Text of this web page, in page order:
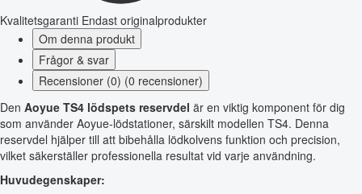
Kvalitetsgaranti Endast originalprodukter
Om denna produkt
Frågor & svar
Recensioner (0) (0 recensioner)
Den Aoyue TS4 lödspets reservdel är en viktig komponent för dig
som använder Aoyue-lödstationer, särskilt modellen TS4. Denna
reservdel hjälper till att bibehålla lödkolvens funktion och precision,
vilket säkerställer professionella resultat vid varje användning.
Huvudegenskaper: